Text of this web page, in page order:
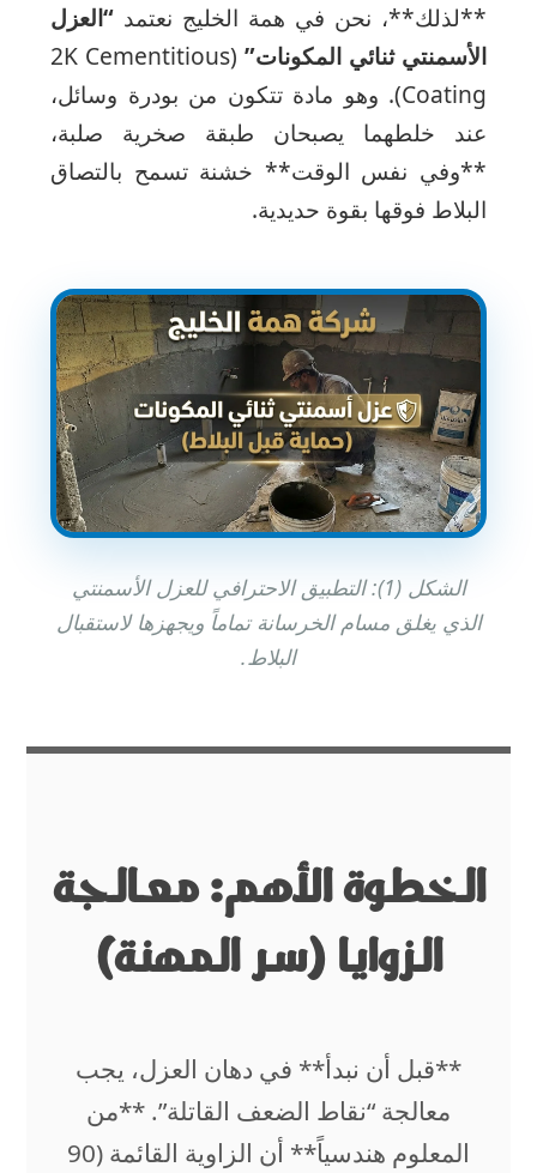
**لذلك**، نحن في همة الخليج نعتمد “العزل
الأسمنتي ثنائي المكونات” (2K Cementitious
Coating). وهو مادة تتكون من بودرة وسائل،
عند خلطهما يصبحان طبقة صخرية صلبة،
**وفي نفس الوقت** خشنة تسمح بالتصاق
البلاط فوقها بقوة حديدية.
الشكل (1): التطبيق الاحترافي للعزل الأسمنتي
الذي يغلق مسام الخرسانة تماماً ويجهزها لاستقبال
البلاط.
الخطوة الأهم: معالجة
الزوايا (سر المهنة)
**قبل أن نبدأ** في دهان العزل، يجب
معالجة “نقاط الضعف القاتلة”. **من
المعلوم هندسياً** أن الزاوية القائمة (90